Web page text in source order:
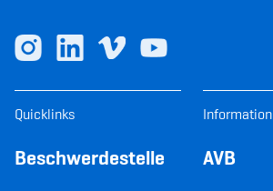
Quicklinks
Beschwerdestelle
Information
AVB